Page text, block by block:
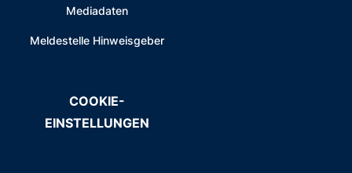
Mediadaten
Meldestelle Hinweisgeber
COOKIE-
EINSTELLUNGEN